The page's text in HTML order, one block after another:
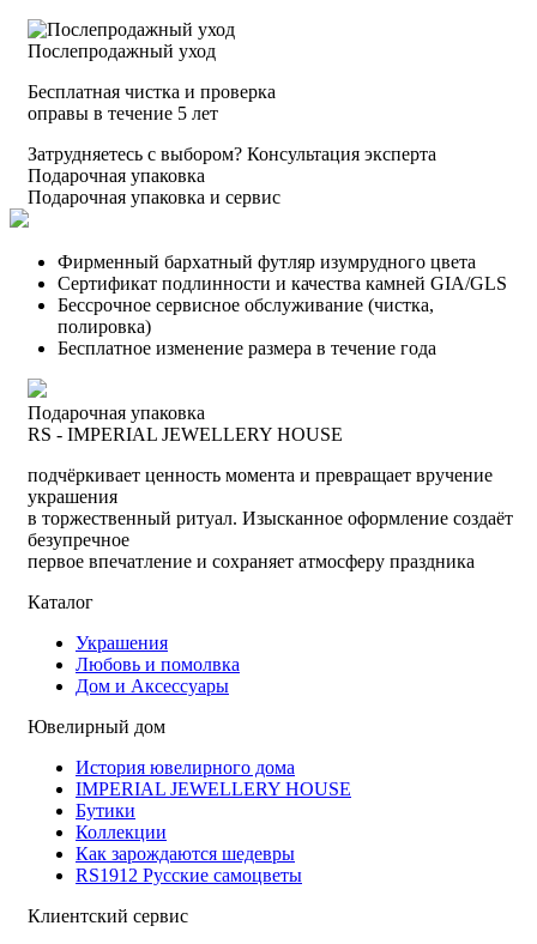
Послепродажный уход
Бесплатная чистка и проверка
оправы в течение 5 лет
Затрудняетесь с выбором? Консультация эксперта
Подарочная упаковка
Подарочная упаковка и сервис
Фирменный бархатный футляр изумрудного цвета
Сертификат подлинности и качества камней GIA/GLS
Бессрочное сервисное обслуживание (чистка,
полировка)
Бесплатное изменение размера в течение года
Подарочная упаковка
RS - IMPERIAL JEWELLERY HOUSE
подчёркивает ценность момента и превращает вручение
украшения
в торжественный ритуал. Изысканное оформление создаёт
безупречное
первое впечатление и сохраняет атмосферу праздника
Каталог
Украшения
Любовь и помолвка
Дом и Аксессуары
Ювелирный дом
История ювелирного дома
IMPERIAL JEWELLERY HOUSE
Бутики
Коллекции
Как зарождаются шедевры
RS1912 Русские самоцветы
Клиентский сервис